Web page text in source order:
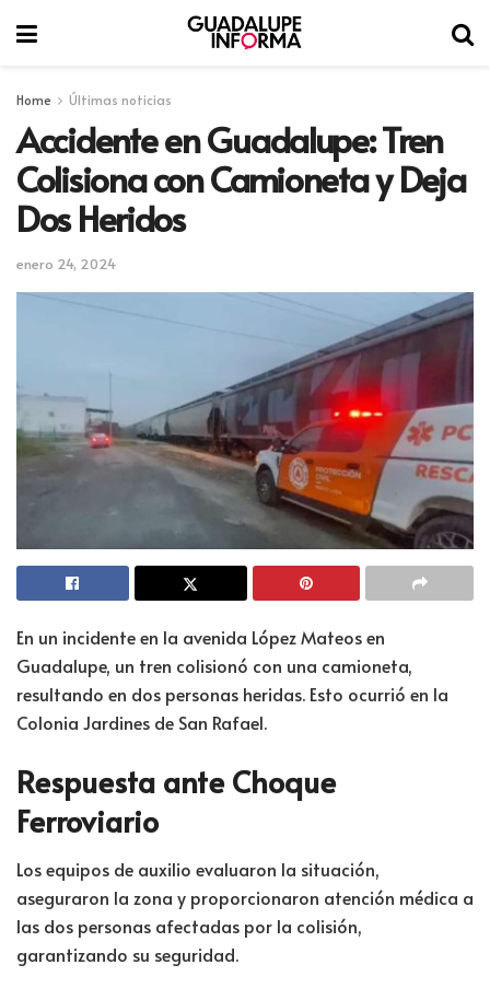
Home Últimas noticias
Accidente en Guadalupe: Tren
Colisiona con Camioneta y Deja
Dos Heridos
enero 24, 2024
En un incidente en la avenida López Mateos en
Guadalupe, un tren colisionó con una camioneta,
resultando en dos personas heridas. Esto ocurrió en la
Colonia Jardines de San Rafael.
Respuesta ante Choque
Ferroviario
Los equipos de auxilio evaluaron la situación,
aseguraron la zona y proporcionaron atención médica a
las dos personas afectadas por la colisión,
garantizando su seguridad.